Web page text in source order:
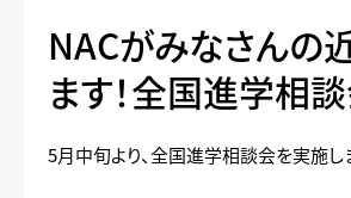
NACがみなさんの
ます！全国進学相
5月中旬より、全国進学相談会を実施し